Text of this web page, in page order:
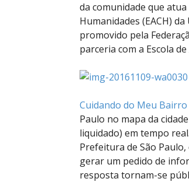
da comunidade que
Humanidades (EACH)
promovido pela
parceria com a Escola
Cuidando do Meu Bairro
Paulo no mapa da
liquidado) em tempo
Prefeitura de São
gerar um pedido de
resposta tornam-se